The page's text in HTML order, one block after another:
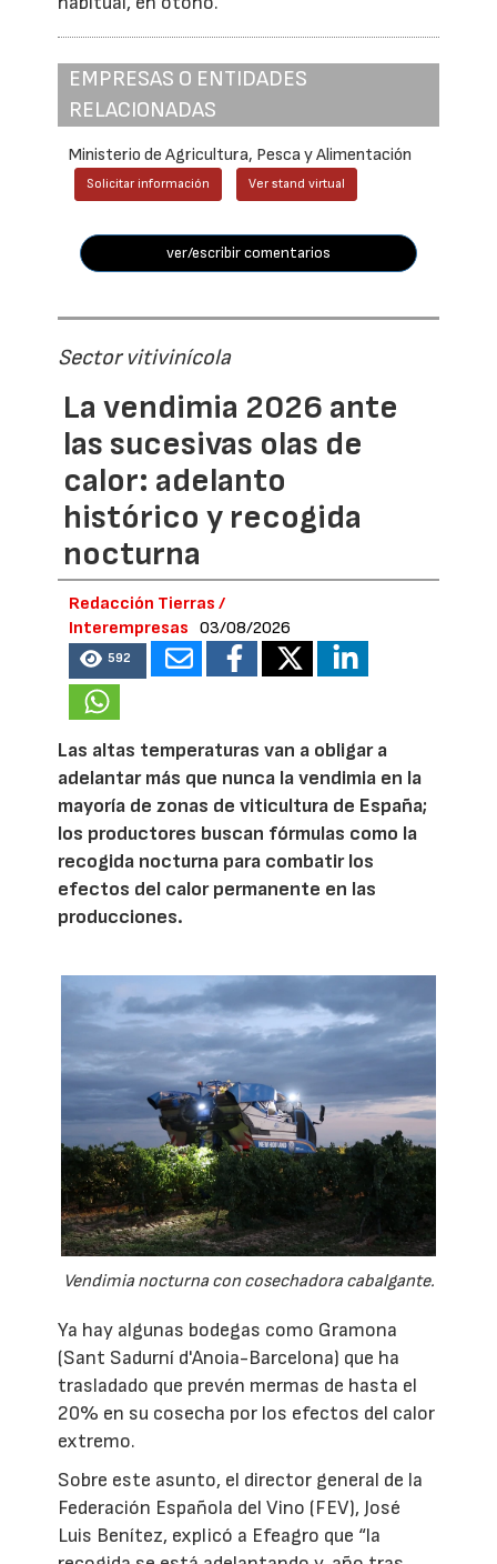
EMPRESAS O ENTIDADES
RELACIONADAS
Ministerio de Agricultura, Pesca y Alimentación
Solicitar información Ver stand virtual
ver/escribir comentarios
Sector vitivinícola
La vendimia 2026 ante
las sucesivas olas de
calor: adelanto
histórico y recogida
nocturna
Redacción Tierras /
Interempresas
03/08/2026
592
Las altas temperaturas van a obligar a
adelantar más que nunca la vendimia en la
mayoría de zonas de viticultura de España;
los productores buscan fórmulas como la
recogida nocturna para combatir los
efectos del calor permanente en las
producciones.
Vendimia nocturna con cosechadora cabalgante.
Ya hay algunas bodegas como Gramona
(Sant Sadurní d'Anoia-Barcelona) que ha
trasladado que prevén mermas de hasta el
20% en su cosecha por los efectos del calor
extremo.
Sobre este asunto, el director general de la
Federación Española del Vino (FEV), José
Luis Benítez, explicó a Efeagro que “la